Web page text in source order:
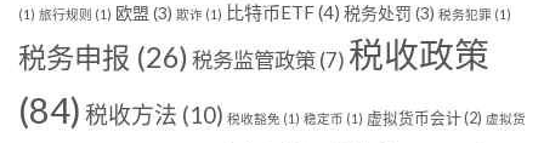
(1) 旅行规则 (1) 欧盟 (3) 欺诈 (1) 比特币ETF(4) 税务处罚 (3) 税务犯罪 (1)
税务申报 (26) 税务监管政策(7) 税收政策
(84) 税收方法 (10) 税收豁免 (1) 稳定币 (1) 虚拟货币会计(2) 虚拟货